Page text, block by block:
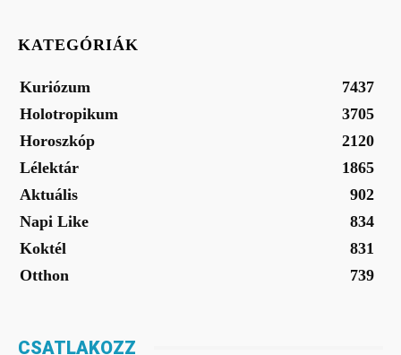
KATEGÓRIÁK
Kuriózum
7437
Holotropikum
3705
Horoszkóp
2120
Lélektár
1865
Aktuális
902
Napi Like
834
Koktél
831
Otthon
739
CSATLAKOZZ